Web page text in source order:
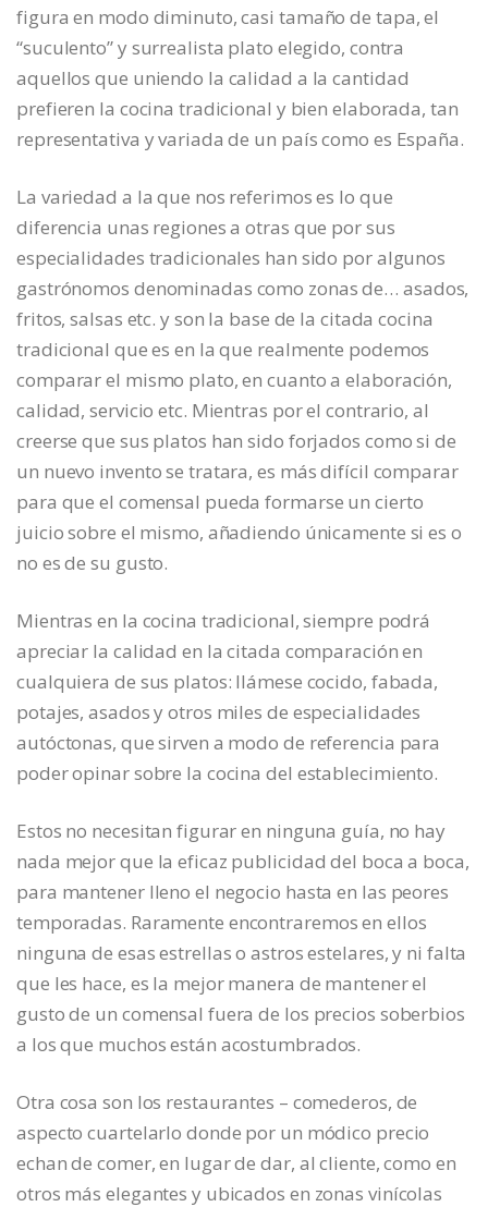
figura en modo diminuto, casi tamaño de tapa, el
“suculento” y surrealista plato elegido, contra
aquellos que uniendo la calidad a la cantidad
prefieren la cocina tradicional y bien elaborada, tan
representativa y variada de un país como es España.
La variedad a la que nos referimos es lo que
diferencia unas regiones a otras que por sus
especialidades tradicionales han sido por algunos
gastrónomos denominadas como zonas de… asados,
fritos, salsas etc. y son la base de la citada cocina
tradicional que es en la que realmente podemos
comparar el mismo plato, en cuanto a elaboración,
calidad, servicio etc. Mientras por el contrario, al
creerse que sus platos han sido forjados como si de
un nuevo invento se tratara, es más difícil comparar
para que el comensal pueda formarse un cierto
juicio sobre el mismo, añadiendo únicamente si es o
no es de su gusto.
Mientras en la cocina tradicional, siempre podrá
apreciar la calidad en la citada comparación en
cualquiera de sus platos: llámese cocido, fabada,
potajes, asados y otros miles de especialidades
autóctonas, que sirven a modo de referencia para
poder opinar sobre la cocina del establecimiento.
Estos no necesitan figurar en ninguna guía, no hay
nada mejor que la eficaz publicidad del boca a boca,
para mantener lleno el negocio hasta en las peores
temporadas. Raramente encontraremos en ellos
ninguna de esas estrellas o astros estelares, y ni falta
que les hace, es la mejor manera de mantener el
gusto de un comensal fuera de los precios soberbios
a los que muchos están acostumbrados.
Otra cosa son los restaurantes – comederos, de
aspecto cuartelarlo donde por un módico precio
echan de comer, en lugar de dar, al cliente, como en
otros más elegantes y ubicados en zonas vinícolas